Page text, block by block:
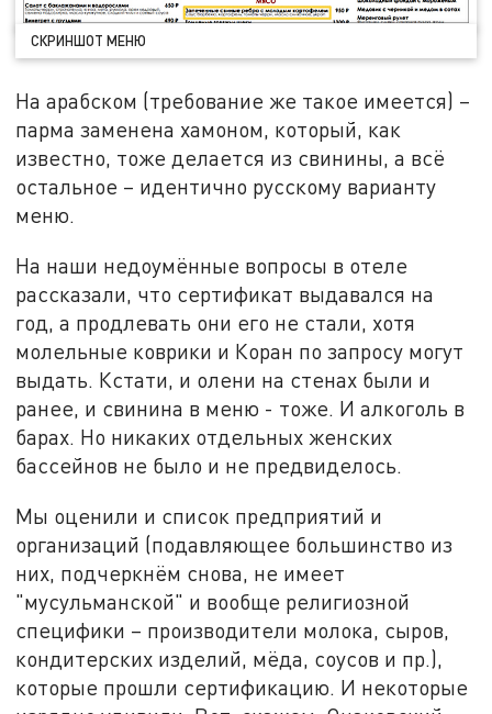
СКРИНШОТ МЕНЮ
На арабском (требование же такое имеется) –
парма заменена хамоном, который, как
известно, тоже делается из свинины, а всё
остальное – идентично русскому варианту
меню.
На наши недоумённые вопросы в отеле
рассказали, что сертификат выдавался на
год, а продлевать они его не стали, хотя
молельные коврики и Коран по запросу могут
выдать. Кстати, и олени на стенах были и
ранее, и свинина в меню - тоже. И алкоголь в
барах. Но никаких отдельных женских
бассейнов не было и не предвиделось.
Мы оценили и список предприятий и
организаций (подавляющее большинство из
них, подчеркнём снова, не имеет
"мусульманской" и вообще религиозной
специфики – производители молока, сыров,
кондитерских изделий, мёда, соусов и пр.),
которые прошли сертификацию. И некоторые